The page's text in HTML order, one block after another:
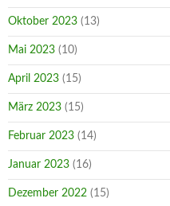
Oktober 2023 (13)
Mai 2023 (10)
April 2023 (15)
März 2023 (15)
Februar 2023 (14)
Januar 2023 (16)
Dezember 2022 (15)